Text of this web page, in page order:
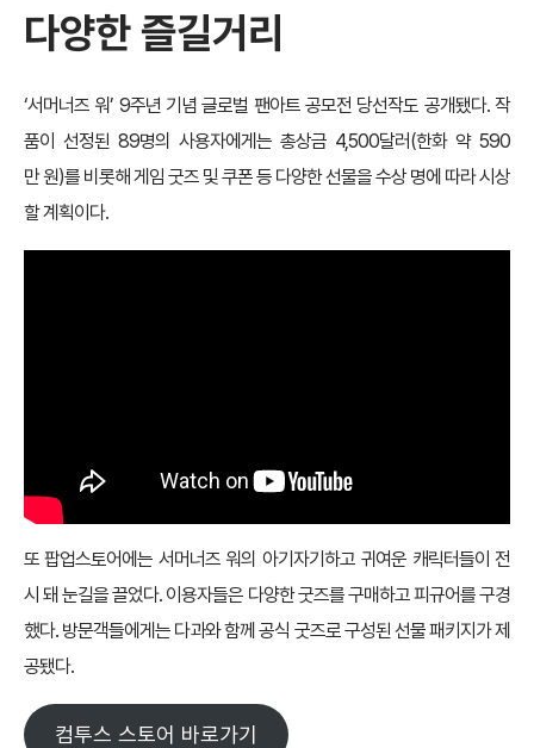
다양한 즐길거리
‘서머너즈 워’ 9주년 기념 글로벌 팬아트 공모전 당선작도 공개됐다. 작
품이 선정된 89명의 사용자에게는 총상금 4,500달러(한화 약 590
만 원)를 비롯해 게임 굿즈 및 쿠폰 등 다양한 선물을 수상 명에 따라 시상
할 계획이다.
또 팝업스토어에는 서머너즈 워의 아기자기하고 귀여운 캐릭터들이 전
시 돼 눈길을 끌었다. 이용자들은 다양한 굿즈를 구매하고 피규어를 구경
했다. 방문객들에게는 다과와 함께 공식 굿즈로 구성된 선물 패키지가 제
공됐다.
컴투스 스토어 바로가기